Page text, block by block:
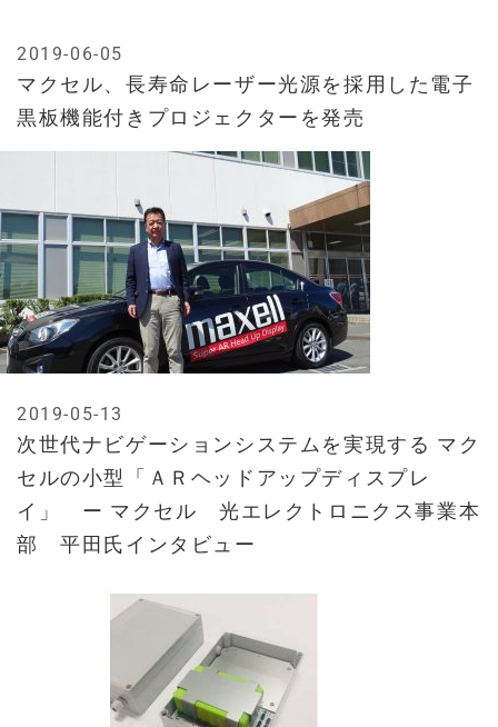
マクセル、長寿命レーザー光源を採用した電子
黒板機能付きプロジェクターを発売
2019-06-05
次世代ナビゲーションシステムを実現する マク
セルの小型「ＡＲヘッドアップディスプレ
イ」 ー マクセル 光エレクトロニクス事業本
部 平田氏インタビュー
2019-05-13